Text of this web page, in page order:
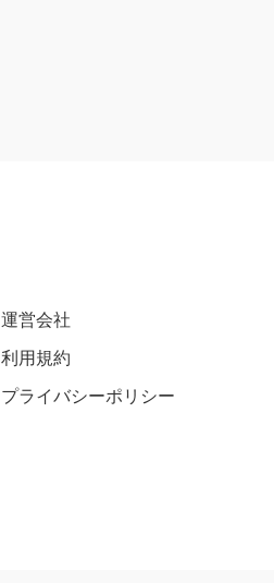
運営会社
利用規約
プライバシーポリシー